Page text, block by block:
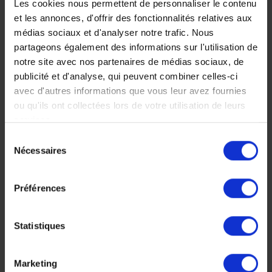
Les cookies nous permettent de personnaliser le contenu
et les annonces, d'offrir des fonctionnalités relatives aux
médias sociaux et d'analyser notre trafic. Nous
partageons également des informations sur l'utilisation de
notre site avec nos partenaires de médias sociaux, de
publicité et d'analyse, qui peuvent combiner celles-ci
avec d'autres informations que vous leur avez fournies
ou qu'ils ont collectées lors de votre utilisation de leurs
services.
Nécessaires
Préférences
Statistiques
Marketing
Ushuaia, Cap Horn,
Détroit de Magellan,
Torres Del Paine...la
nature dans toute sa
splendeur se dévoile.
19 jours, à partir de 14
200 €
Voyage Argentine
Croisières
Faites nous part de vos